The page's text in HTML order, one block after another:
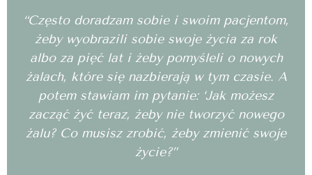
“Często doradzam sobie i swoim pacjentom,
żeby wyobrazili sobie swoje życia za rok
albo za pięć lat i żeby pomyśleli o nowych
żalach, które się nazbierają w tym czasie. A
potem stawiam im pytanie: ‘Jak możesz
zacząć żyć teraz, żeby nie tworzyć nowego
żalu? Co musisz zrobić, żeby zmienić swoje
życie?”